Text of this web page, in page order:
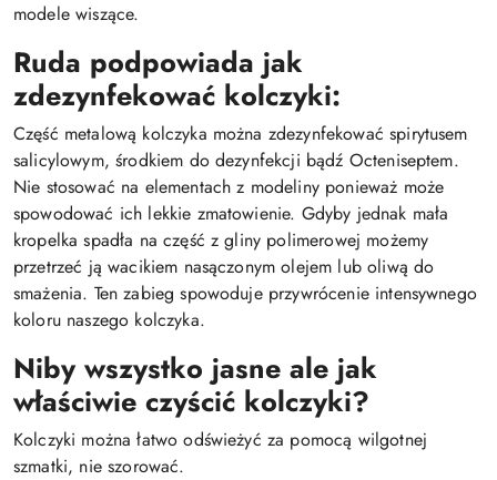
modele wiszące.
Ruda podpowiada jak
zdezynfekować kolczyki:
Część metalową kolczyka można zdezynfekować spirytusem
salicylowym, środkiem do dezynfekcji bądź Octeniseptem.
Nie stosować na elementach z modeliny ponieważ może
spowodować ich lekkie zmatowienie. Gdyby jednak mała
kropelka spadła na część z gliny polimerowej możemy
przetrzeć ją wacikiem nasączonym olejem lub oliwą do
smażenia. Ten zabieg spowoduje przywrócenie intensywnego
koloru naszego kolczyka.
Niby wszystko jasne ale jak
właściwie czyścić kolczyki?
Kolczyki można łatwo odświeżyć za pomocą wilgotnej
szmatki, nie szorować.